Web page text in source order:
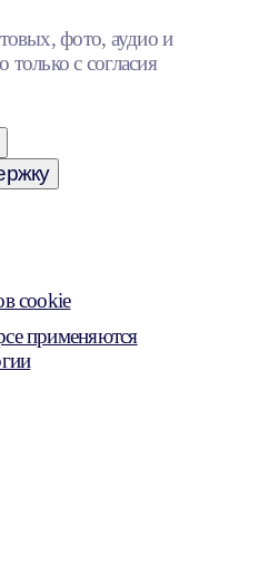
фото, аудио и
с согласия
cookie
применяются